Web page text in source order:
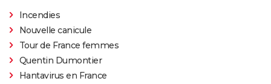
Incendies
Nouvelle canicule
Tour de France femmes
Quentin Dumontier
Hantavirus en France